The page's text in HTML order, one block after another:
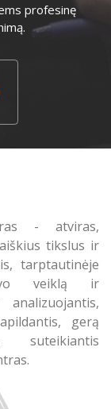
profesinę
- atviras,
tikslus ir
tarptautinėje
veiklą ir
gerą
suteikiantis